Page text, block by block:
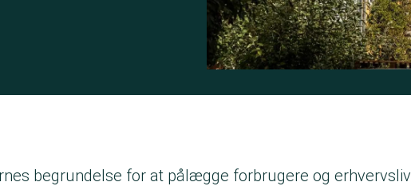
begrundelse for at pålægge forbrugere og erhvervsliv